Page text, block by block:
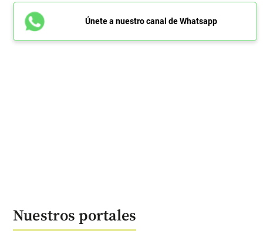
Únete a nuestro canal de Whatsapp
Nuestros portales